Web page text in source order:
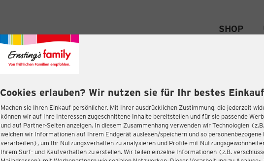
Cookies erlauben? Wir nutzen sie für Ihr bestes
Machen sie Ihren Einkauf persönlicher. Mit Ihrer ausdrücklichen Zustimmung, die jederzeit
können wir auf Ihre Interessen zugeschnittene Inhalte bereitstellen und für sie passende
und auf Partner-Seiten anzeigen. In diesem Zusammenhang verwenden wir Technologien (z.B.
welchen wir Informationen auf Ihrem Endgerät auslesen/speichern und so personenbezogene
verarbeiten), um Ihr Nutzungsverhalten zu analysieren und Profile mit
Ihrem Surf- und Kaufverhalten zu erstellen. Wir teilen einzelne Informationen (z.B.
SHOP